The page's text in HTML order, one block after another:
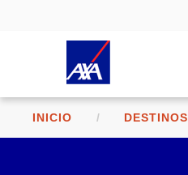
INICIO DESTINOS